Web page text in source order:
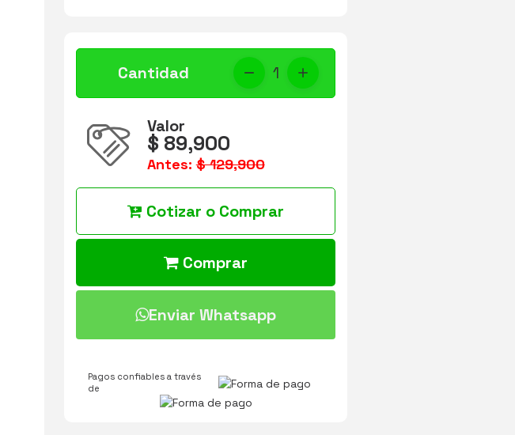
Cantidad 1
Valor
$ 89,900
Antes:$ 129,900
Cotizar o Comprar
Comprar
Enviar Whatsapp
Pagos confiables a través
de